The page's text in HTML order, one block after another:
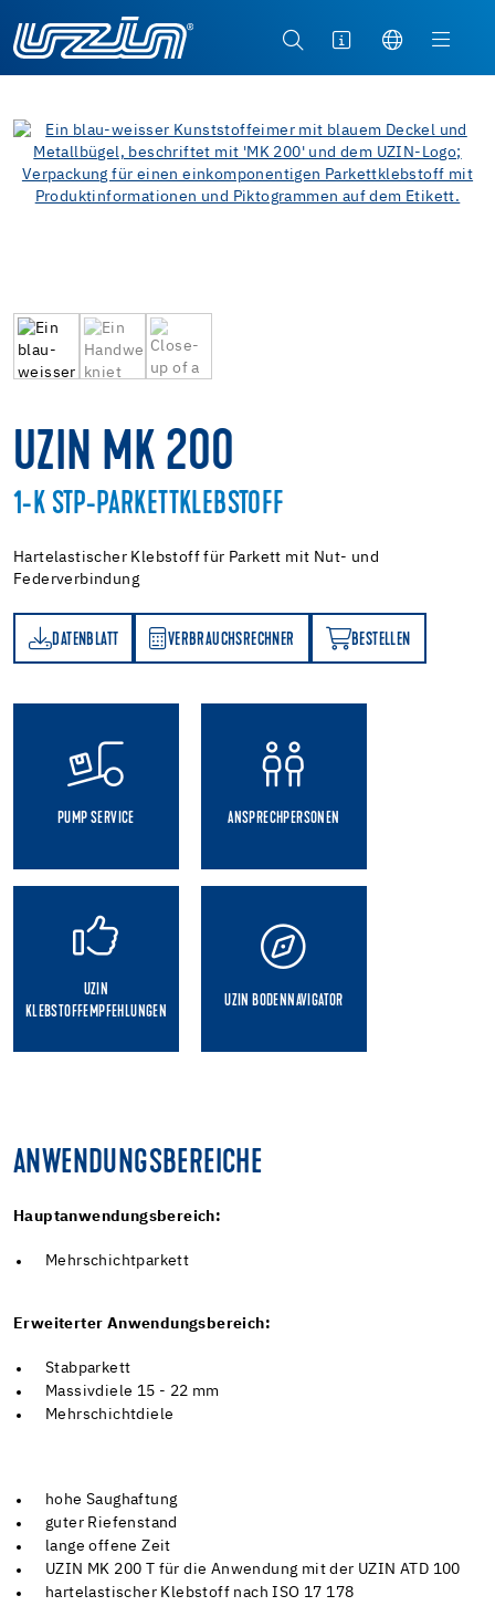
UZIN MK 200
1-K STP-PARKETTKLEBSTOFF
Hartelastischer Klebstoff für Parkett mit Nut- und
Federverbindung
DATENBLATT VERBRAUCHSRECHNER BESTELLEN
BESTELLEN
PUMP SERVICE ANSPRECHPERSONEN
UZIN
KLEBSTOFFEMPFEHLUNGEN
UZIN BODENNAVIGATOR
ANWENDUNGSBEREICHE
Hauptanwendungsbereich:
Mehrschichtparkett
Erweiterter Anwendungsbereich:
Stabparkett
Massivdiele 15 - 22 mm
Mehrschichtdiele
hohe Saughaftung
guter Riefenstand
lange offene Zeit
UZIN MK 200 T für die Anwendung mit der UZIN ATD 100
hartelastischer Klebstoff nach ISO 17 178